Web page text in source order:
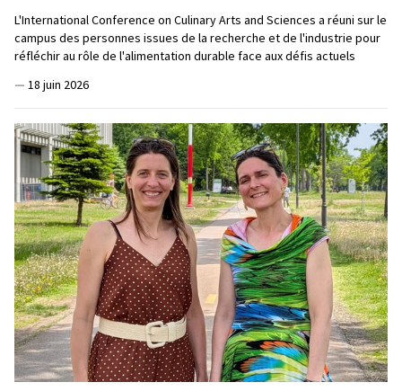
L'International Conference on Culinary Arts and Sciences a réuni sur le
campus des personnes issues de la recherche et de l'industrie pour
réfléchir au rôle de l'alimentation durable face aux défis actuels
— 18 juin 2026